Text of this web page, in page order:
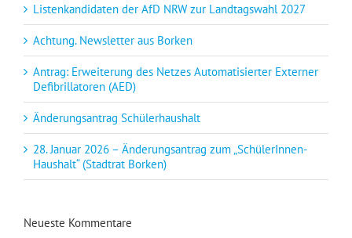
Listenkandidaten der AfD NRW zur Landtagswahl 2027
Achtung. Newsletter aus Borken
Antrag: Erweiterung des Netzes Automatisierter Externer
Defibrillatoren (AED)
Änderungsantrag Schülerhaushalt
28. Januar 2026 – Änderungsantrag zum „SchülerInnen-
Haushalt“ (Stadtrat Borken)
Neueste Kommentare